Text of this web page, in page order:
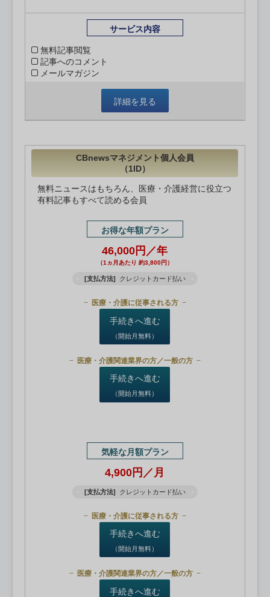
サービス内容
無料記事閲覧
記事へのコメント
メールマガジン
詳細を見る
CBnewsマネジメント個人会員
（1ID）
無料ニュースはもちろん、医療・介護経営に役立つ
有料記事もすべて読める会員
お得な年額プラン
46,000円／年
（1ヵ月あたり 約3,800円）
[支払方法] クレジットカード払い
医療・介護に従事される方
手続きへ進む
（開始月無料）
医療・介護関連業界の方／一般の方
手続きへ進む
（開始月無料）
気軽な月額プラン
4,900円／月
[支払方法] クレジットカード払い
医療・介護に従事される方
手続きへ進む
（開始月無料）
医療・介護関連業界の方／一般の方
手続きへ進む